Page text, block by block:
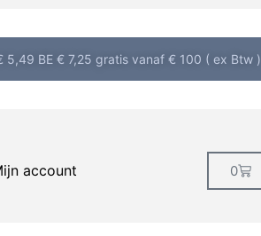
5,49 BE € 7,25 gratis vanaf € 100 ( ex Btw )
account 0